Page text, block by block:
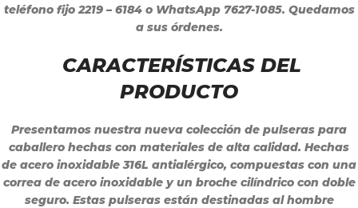
teléfono fijo 2219 – 6184 o WhatsApp 7627-1085. Quedamos
a sus órdenes.
CARACTERÍSTICAS DEL
PRODUCTO
Presentamos nuestra nueva colección de pulseras para
caballero hechas con materiales de alta calidad. Hechas
de acero inoxidable 316L antialérgico, compuestas con una
correa de acero inoxidable y un broche cilíndrico con doble
seguro. Estas pulseras están destinadas al hombre